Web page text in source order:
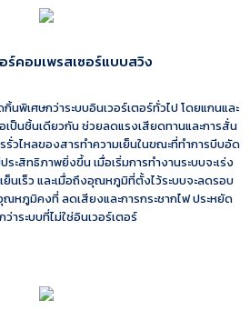
ร์คอมเพรสเซอร์แบบสวิง
พิเศษกว่าระบบอินเวอร์เตอร์ทั่วไป โดยแกนและ
เป็นชิ้นเดียวกัน ช่วยลดแรงเสียดทานและการสั่น
รั่วไหลของสารทำความเย็นในขณะที่ทำการบีบอัด
ระสิทธิภาพยิ่งขึ้น เมื่อเริ่มการทำงานระบบจะเร่ง
นเร็ว และเมื่อถึงอุณหภูมิที่ตั้งไว้ระบบจะลดรอบ
หภูมิคงที่ ลดเสียงและการกระชากไฟ ประหยัด
าระบบที่ไม่ใช่อินเวอร์เตอร์